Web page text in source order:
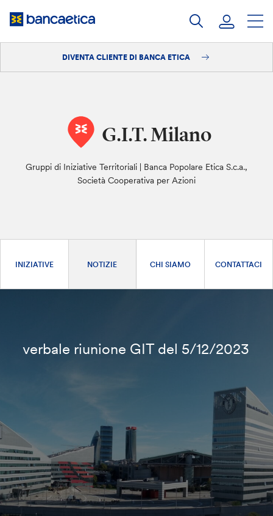
DIVENTA CLIENTE DI BANCA ETICA
G.I.T. Milano
Gruppi di Iniziative Territoriali | Banca Popolare Etica S.c.a.,
Società Cooperativa per Azioni
INIZIATIVE NOTIZIE CHI SIAMO CONTATTACI
verbale riunione GIT del 5/12/2023